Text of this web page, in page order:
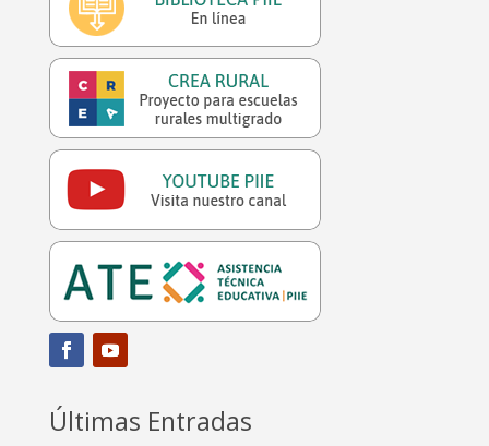
Últimas Entradas